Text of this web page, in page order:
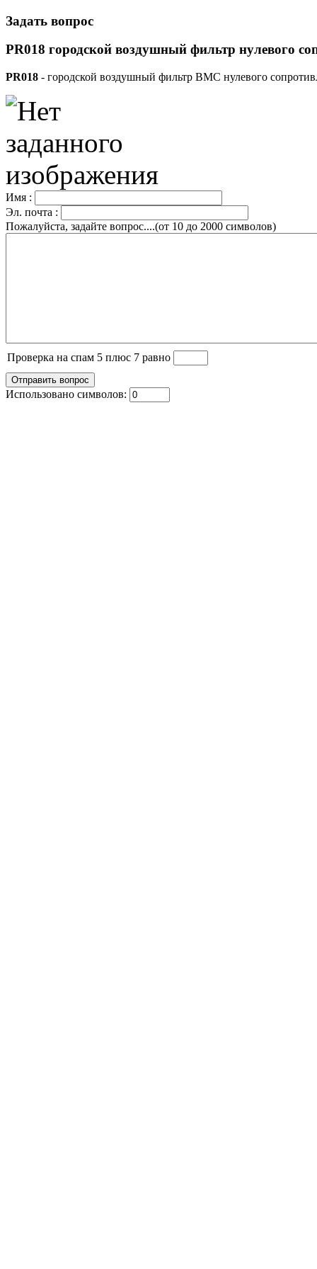
Задать вопрос
PR018 городской воздушный фильтр нулевого
PR018 - городской воздушный фильтр BMC нулевого
Имя :
Эл. почта :
Пожалуйста, задайте вопрос....(от 10 до 2000 символов)
Проверка на спам 5 плюс 7 равно
Использовано символов: